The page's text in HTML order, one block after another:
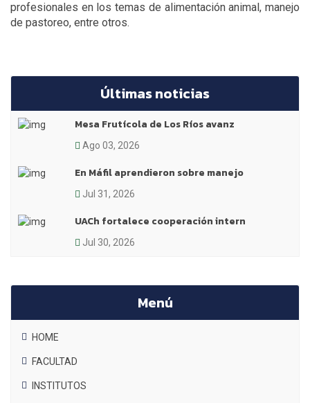
profesionales en los temas de alimentación animal, manejo
de pastoreo, entre otros.
Últimas noticias
Mesa Frutícola de Los Ríos avanz
Ago 03, 2026
En Máfil aprendieron sobre manejo
Jul 31, 2026
UACh fortalece cooperación intern
Jul 30, 2026
Menú
HOME
FACULTAD
INSTITUTOS